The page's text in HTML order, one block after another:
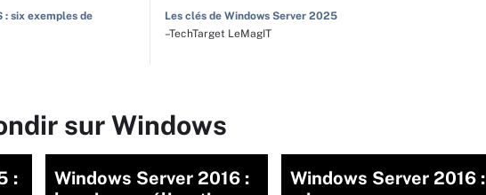
: six exemples de
Les clés de Windows Server 2025
–TechTarget LeMagIT
sur Windows
:
Windows Server 2016 :
Windows Server 2016 :